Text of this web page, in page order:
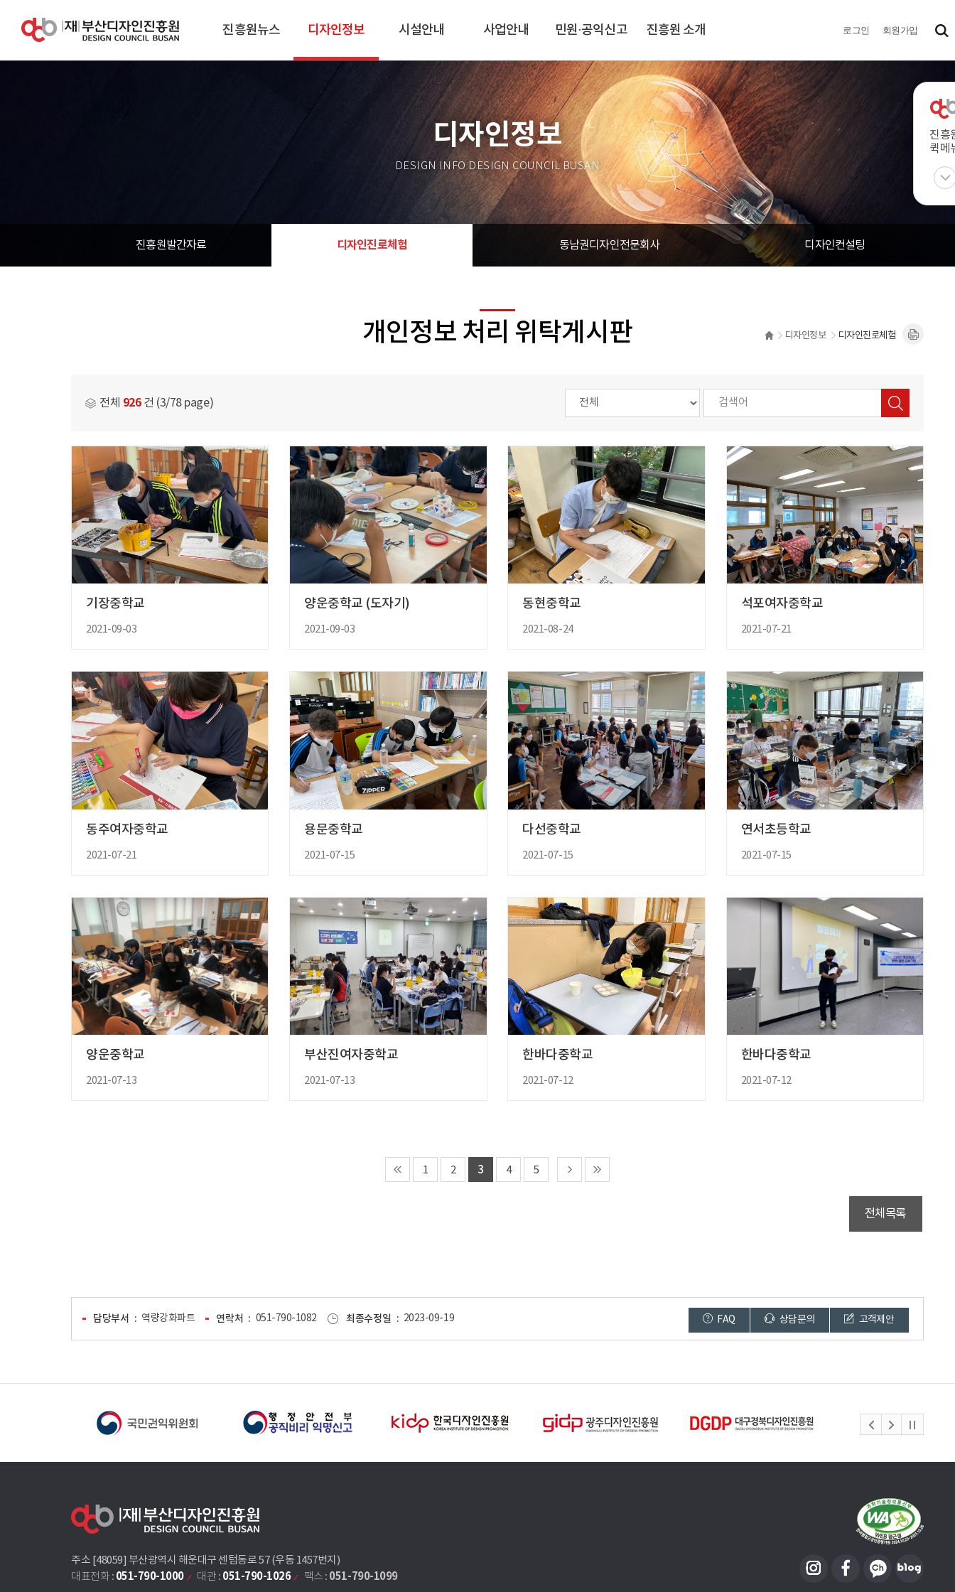
진흥원뉴스 디자인정보 시설안내 사업안내 민원·공익신고 진흥원 소개 로그인 회원가입
진흥
퀵메
디자인정보
DESIGN INFO DESIGN COUNCIL BUSAN
진흥원발간자료 디자인진로체험 동남권디자인전문회사 디자인컨설팅
개인정보 처리 위탁게시판 디자인정보 디자인진로체험
전체 926 건 (3/78 page)
기장중학교
2021-09-03
양운중학교 (도자기)
2021-09-03
동현중학교
2021-08-24
석포여자중학교
2021-07-21
동주여자중학교
2021-07-21
용문중학교
2021-07-15
다선중학교
2021-07-15
연서초등학교
2021-07-15
양운중학교
2021-07-13
부산진여자중학교
2021-07-13
한바다중학교
2021-07-12
한바다중학교
2021-07-12
1 2 3 4 5
전체목록
담당부서 역량강화파트 연락처 051-790-1082 최종수정일 2023-09-19 FAQ 상담문의 고객제안
주소 [48059] 부산광역시 해운대구 센텀동로 57 (우동 1457번지)
대표전화 : 051-790-1000 대관 : 051-790-1026 팩스 : 051-790-1099